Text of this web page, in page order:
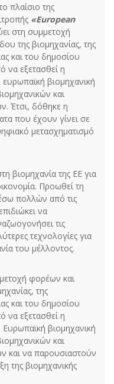
πλαίσιο της
«European
στη συμμετοχή
της βιομηχανίας, της
και του δημοσίου
να εξετασθεί η
βιομηχανική
και
Έτσι, δόθηκε η
που έχουν γίνει σε
μετασχηματισμό
βιομηχανία της ΕΕ για
Προωθεί τη
πολλών από τις
να
τις
τεχνολογίες για
του μέλλοντος.
φορέων και
της
και του δημοσίου
να εξετασθεί η
βιομηχανική
και
και να παρουσιαστούν
της βιομηχανικής